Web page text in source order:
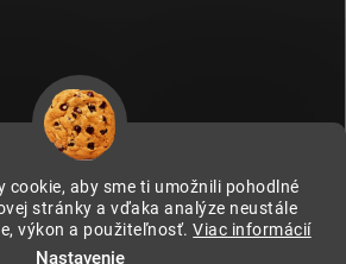
cookie, aby sme ti umožnili pohodlné
stránky a vďaka analýze neustále
výkon a použiteľnosť.Viac informácií
Nastavenie
Fitami.cz Fitami.hu